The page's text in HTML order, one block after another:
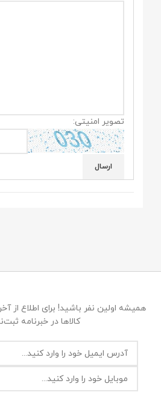
تصویر امنیتی:
همیشه اولین نفر باشید! برای اطلاع از
کالاها در خبرنامه